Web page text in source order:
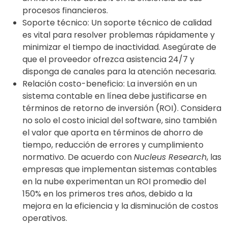
procesos financieros.
Soporte técnico: Un soporte técnico de calidad
es vital para resolver problemas rápidamente y
minimizar el tiempo de inactividad. Asegúrate de
que el proveedor ofrezca asistencia 24/7 y
disponga de canales para la atención necesaria.
Relación costo-beneficio: La inversión en un
sistema contable en línea debe justificarse en
términos de retorno de inversión (ROI). Considera
no solo el costo inicial del software, sino también
el valor que aporta en términos de ahorro de
tiempo, reducción de errores y cumplimiento
normativo. De acuerdo conNucleus Research, las
empresas que implementan sistemas contables
en la nube experimentan un ROI promedio del
150% en los primeros tres años, debido a la
mejora en la eficiencia y la disminución de costos
operativos.